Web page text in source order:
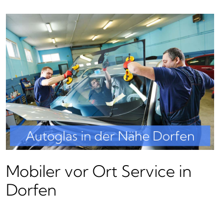
Mobiler vor Ort Service in
Dorfen